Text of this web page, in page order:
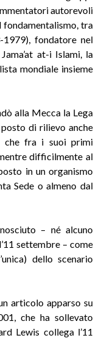
autorevoli
fondamentalismo, tra
fondatore nel
at-i Islami, la
mondiale insieme
alla Mecca la Lega
di rilievo anche
che fra i suoi primi
difficilmente al
in un organismo
Sede o almeno dal
– né alcuno
settembre – come
dello scenario
articolo apparso su
che ha sollevato
Lewis collega l’11